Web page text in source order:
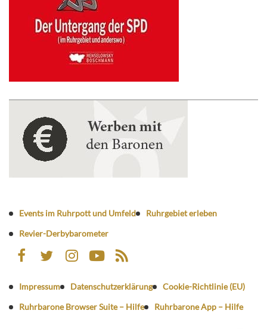
Events im Ruhrpott und Umfeld
Ruhrgebiet erleben
Revier-Derbybarometer
Impressum Datenschutzerklärung
Cookie-Richtlinie (EU)
Ruhrbarone Browser Suite – Hilfe
Ruhrbarone App – Hilfe